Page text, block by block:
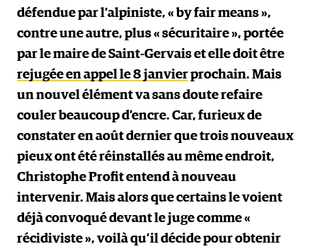
défendue par l’alpiniste, « by fair means »,
contre une autre, plus « sécuritaire », portée
par le maire de Saint-Gervais et elle doit être
rejugée en appel le 8 janvierprochain. Mais
un nouvel élément va sans doute refaire
couler beaucoup d’encre. Car, furieux de
constater en août dernier que trois nouveaux
pieux ont été réinstallés au même endroit,
Christophe Profit entend à nouveau
intervenir. Mais alors que certains le voient
déjà convoqué devant le juge comme «
récidiviste », voilà qu’il décide pour obtenir